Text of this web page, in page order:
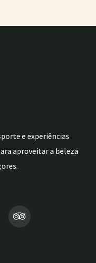
e experiências
aproveitar a beleza